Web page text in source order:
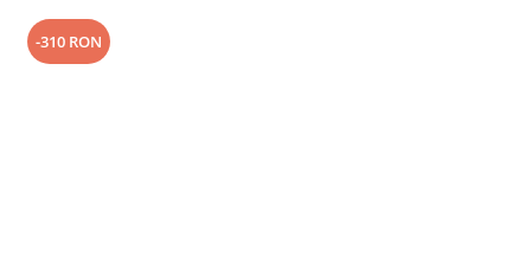
-310 RON